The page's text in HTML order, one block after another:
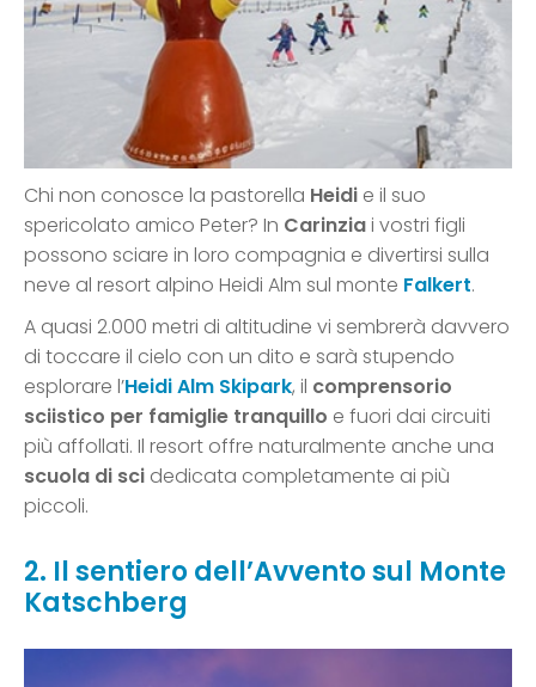
Chi non conosce la pastorella Heidi e il suo
spericolato amico Peter? In Carinziai vostri figli
possono sciare in loro compagnia e divertirsi sulla
neve al resort alpino Heidi Alm sul monte Falkert.
A quasi 2.000 metri di altitudine vi sembrerà davvero
di toccare il cielo con un dito e sarà stupendo
esplorare l’Heidi Alm Skipark, il comprensorio
sciistico per famiglie tranquillo e fuori dai circuiti
più affollati. Il resort offre naturalmente anche una
scuola di sci dedicata completamente ai più
piccoli.
2. Il sentiero dell’Avvento sul Monte
Katschberg